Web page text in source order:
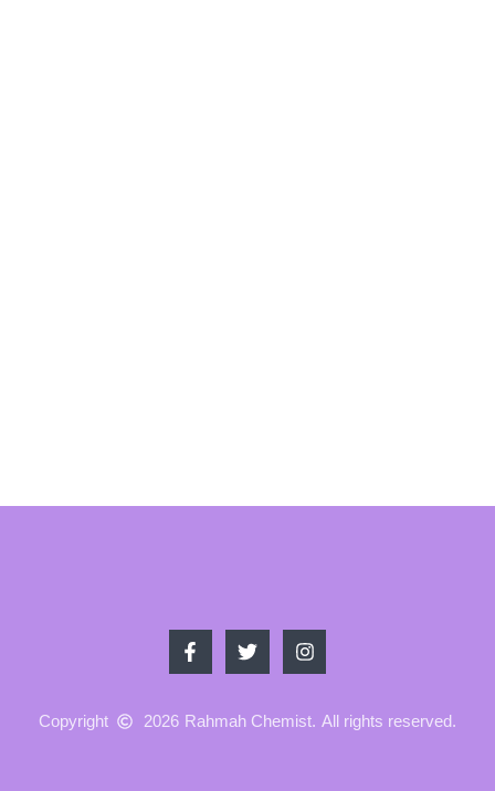
Copyright 2026 Rahmah Chemist. All rights reserved.